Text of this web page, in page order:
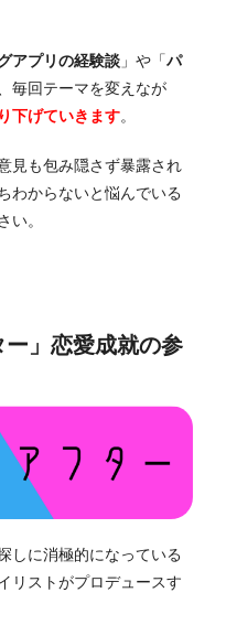
アプリの経験談 」や「パ
毎回テーマを変えなが
下げていきます。
見も包み隠さず暴露され
わからないと悩んでいる
い。
」恋愛成就の参
しに消極的になっている
リストがプロデュースす